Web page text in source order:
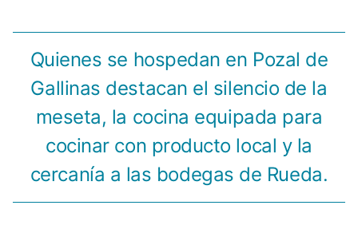
Quienes se hospedan en Pozal de
Gallinas destacan el silencio de la
meseta, la cocina equipada para
cocinar con producto local y la
cercanía a las bodegas de Rueda.